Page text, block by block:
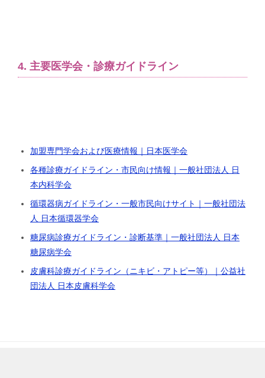
4. 主要医学会・診療ガイドライン
加盟専門学会および医療情報｜日本医学会
各種診療ガイドライン・市民向け情報｜一般社団法人 日
本内科学会
循環器病ガイドライン・一般市民向けサイト｜一般社団法
人 日本循環器学会
糖尿病診療ガイドライン・診断基準｜一般社団法人 日本
糖尿病学会
皮膚科診療ガイドライン（ニキビ・アトピー等）｜公益社
団法人 日本皮膚科学会